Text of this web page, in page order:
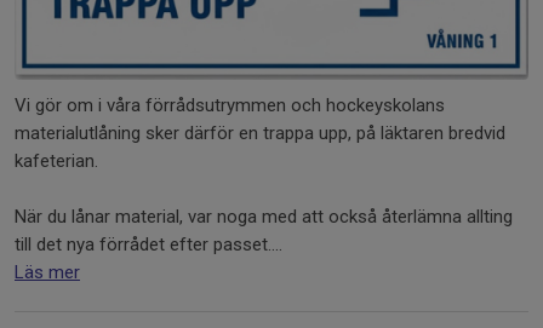
Vi gör om i våra förrådsutrymmen och hockeyskolans
materialutlåning sker därför en trappa upp, på läktaren bredvid
kafeterian.
När du lånar material, var noga med att också återlämna allting
till det nya förrådet efter passet....
Läs mer